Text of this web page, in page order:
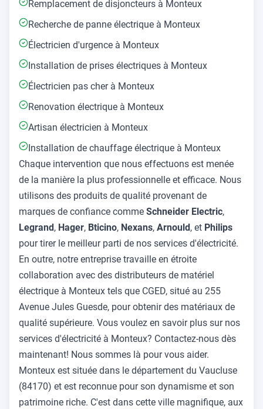
Remplacement de disjoncteurs à Monteux
Recherche de panne électrique à Monteux
Électricien d'urgence à Monteux
Installation de prises électriques à Monteux
Électricien pas cher à Monteux
Renovation électrique à Monteux
Artisan électricien à Monteux
Installation de chauffage électrique à Monteux
Chaque intervention que nous effectuons est menée
de la manière la plus professionnelle et efficace. Nous
utilisons des produits de qualité provenant de
marques de confiance comme Schneider Electric,
Legrand, Hager, Bticino, Nexans, Arnould, et Philips
pour tirer le meilleur parti de nos services d'électricité.
En outre, notre entreprise travaille en étroite
collaboration avec des distributeurs de matériel
électrique à Monteux tels que CGED, situé au 255
Avenue Jules Guesde, pour obtenir des matériaux de
qualité supérieure. Vous voulez en savoir plus sur nos
services d'électricité à Monteux? Contactez-nous dès
maintenant! Nous sommes là pour vous aider.
Monteux est située dans le département du Vaucluse
(84170) et est reconnue pour son dynamisme et son
patrimoine riche. C'est dans cette ville magnifique, aux